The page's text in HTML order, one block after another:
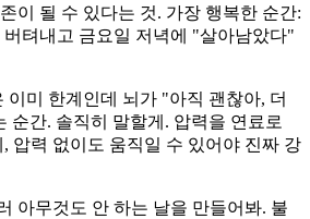
이 될 수 있다는 것. 가장 행복한 순간:
텨내고 금요일 저녁에 "살아남았다"
이미 한계인데 뇌가 "아직 괜찮아, 더
순간. 솔직히 말할게. 압력을 연료로
압력 없이도 움직일 수 있어야 진짜 강
아무것도 안 하는 날을 만들어봐. 불